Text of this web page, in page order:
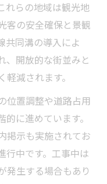
れらの地域は観光地
客の安全確保と景観
共同溝の導入によ
、開放的な街並みと
減されます。
位置調整や道路占用
に進めています。
掲示も実施されてお
行中です。工事中は
発生する場合もあり